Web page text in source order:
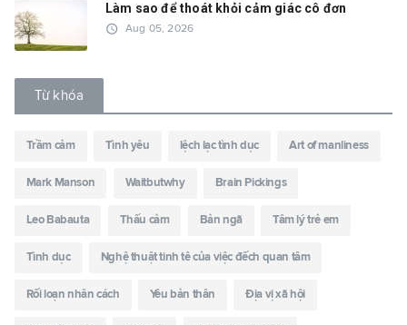
Làm sao để thoát khỏi cảm giác cô đơn
access_time Aug 05, 2026
Từ khóa
Trầm cảm Tình yêu lệch lạc tình dục Art of manliness
Mark Manson Waitbutwhy Brain Pickings
Leo Babauta Thấu cảm Bản ngã Tâm lý trẻ em
Tình dục Nghệ thuật tinh tê của việc đếch quan tâm
Rối loạn nhân cách Yêu bản thân Địa vị xã hội